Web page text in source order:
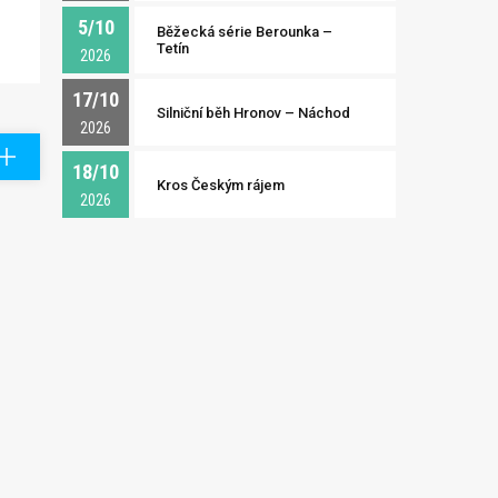
5/10
2026
Běžecká série Berounka –
Tetín
17/10
2026
Silniční běh Hronov – Náchod
18/10
2026
Kros Českým rájem